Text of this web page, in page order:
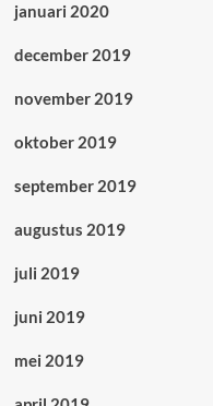
januari 2020
december 2019
november 2019
oktober 2019
september 2019
augustus 2019
juli 2019
juni 2019
mei 2019